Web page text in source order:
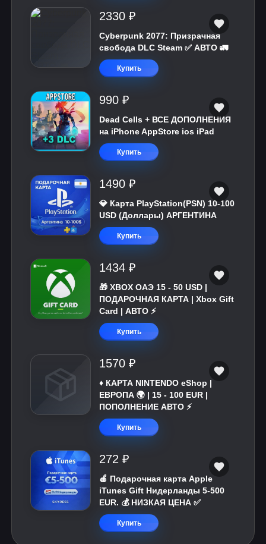
2330 ₽
Cyberpunk 2077: Призрачная
свобода DLC Steam ✅ АВТО 🚛
Купить
990 ₽
Dead Cells + ВСЕ ДОПОЛНЕНИЯ
на iPhone AppStore ios iPad
Купить
1490 ₽
💎 Карта PlayStation(PSN) 10-100
USD (Доллары) АРГЕНТИНА
Купить
1434 ₽
🎁 XBOX ОАЭ 15 - 50 USD |
ПОДАРОЧНАЯ КАРТА | Xbox Gift
Card | АВТО ⚡
Купить
1570 ₽
♦️ КАРТА NINTENDO eShop |
ЕВРОПА 🌍 | 15 - 100 EUR |
ПОПОЛНЕНИЕ АВТО ⚡
Купить
272 ₽
🍎 Подарочная карта Apple
iTunes Gift Нидерланды 5-500
EUR. 💰 НИЗКАЯ ЦЕНА ✅
Купить